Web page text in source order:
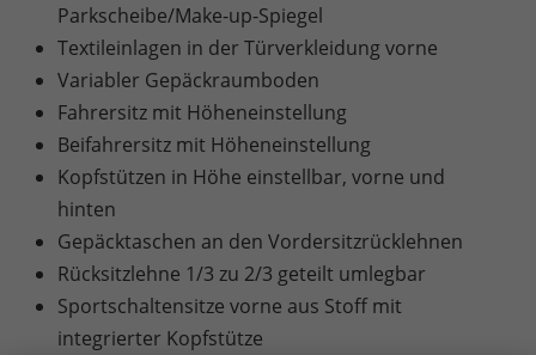
Parkscheibe/Make-up-Spiegel
Textileinlagen in der Türverkleidung vorne
Variabler Gepäckraumboden
Fahrersitz mit Höheneinstellung
Beifahrersitz mit Höheneinstellung
Kopfstützen in Höhe einstellbar, vorne und
hinten
Gepäcktaschen an den Vordersitzrücklehnen
Rücksitzlehne 1/3 zu 2/3 geteilt umlegbar
Sportschaltensitze vorne aus Stoff mit
integrierter Kopfstütze